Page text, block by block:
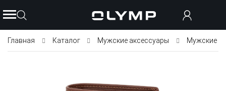
Главная Каталог Мужские аксессуары Мужские